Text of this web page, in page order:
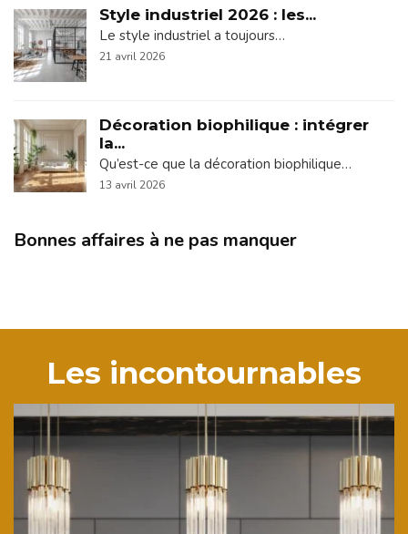
Style industriel 2026 : les...
Le style industriel a toujours…
21 avril 2026
Décoration biophilique : intégrer
la...
Qu’est-ce que la décoration biophilique…
13 avril 2026
Bonnes affaires à ne pas manquer
Les incontournables